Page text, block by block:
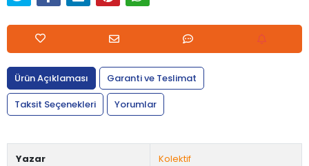
Ürün Açıklaması
Garanti ve Teslimat
Taksit Seçenekleri
Yorumlar
Yazar Kolektif